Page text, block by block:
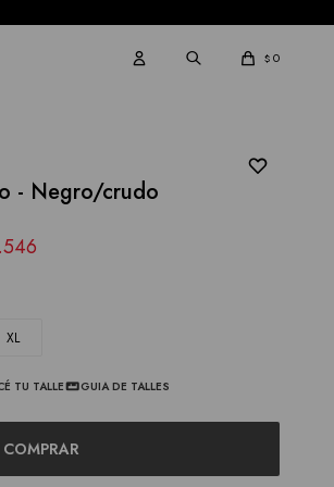
$ 0
- Negro/crudo
XL
TU TALLE
GUIA DE TALLES
COMPRAR